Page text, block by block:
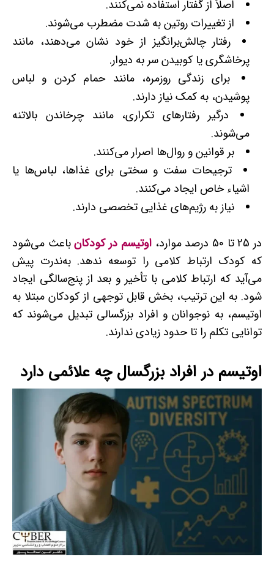
اصلاً از گفتار استفاده نمی‌کنند.
از تغییرات روتین به‌ شدت مضطرب می‌شوند.
رفتار چالش‌برانگیز از خود نشان می‌دهند، مانند
پرخاشگری یا کوبیدن سر به دیوار.
برای زندگی روزمره، مانند حمام کردن و لباس
پوشیدن، به کمک نیاز دارند.
درگیر رفتارهای تکراری، مانند چرخاندن بالاتنه
می‌شوند.
بر قوانین و روال‌ها اصرار می‌کنند.
ترجیحات سفت و سختی برای غذاها، لباس‌ها یا
اشیاء خاص ایجاد می‌کنند.
نیاز به رژیم‌های غذایی تخصصی دارند.
در 25 تا 50 درصد موارد، اوتیسم در کودکانباعث می‌شود
که کودک ارتباط کلامی را توسعه ندهد. به‌ندرت پیش
می‌آید که ارتباط کلامی با تأخیر و بعد از پنج‌سالگی ایجاد
شود. به‌ این‌ ترتیب، بخش قابل‌ توجهی از کودکان مبتلا به
اوتیسم، به نوجوانان و افراد بزرگسالی تبدیل می‌شوند که
توانایی تکلم را تا حدود زیادی ندارند.
اوتیسم در افراد بزرگسال چه علائمی دارد